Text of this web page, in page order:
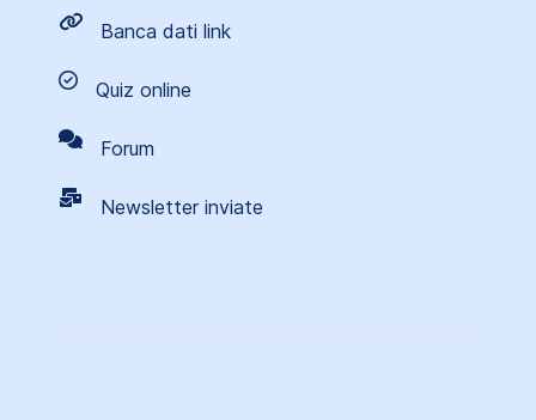
Banca dati link
Quiz online
Forum
Newsletter inviate